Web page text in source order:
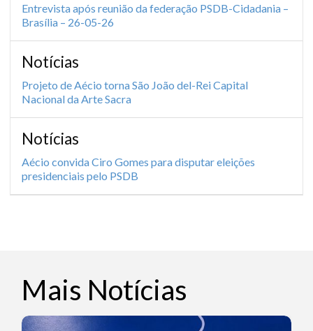
Entrevista após reunião da federação PSDB-Cidadania –
Brasília – 26-05-26
Notícias
Projeto de Aécio torna São João del-Rei Capital
Nacional da Arte Sacra
Notícias
Aécio convida Ciro Gomes para disputar eleições
presidenciais pelo PSDB
Mais Notícias